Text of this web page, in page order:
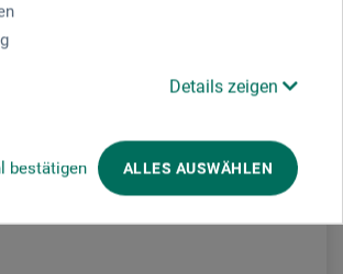
Details zeigen
bestätigen ALLES AUSWÄHLEN